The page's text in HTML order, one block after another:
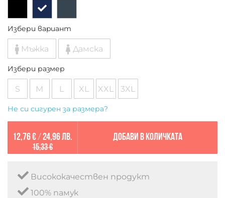
Избери вариант
Мъжка Дамска
Избери размер
S M L XL XXL 3XL
Не си сигурен за размера?
12,76 €/ 24,96 лв.
15,33 €
Добави в количката
Висококачествен продукт
100% памук